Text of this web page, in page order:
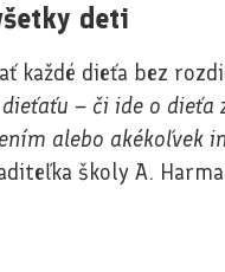
deti
každé dieťa bez
– či ide o
alebo akékoľvek
školy A.